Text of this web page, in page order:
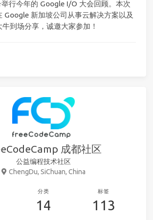
行今年的 Google I/O 大会回顾。本次
Google 新加坡公司从事云解决方案以及
到场分享，诚邀大家参加！
成都社区
公益编程技术社区
ChengDu, SiChuan, China
分类
14
标签
113